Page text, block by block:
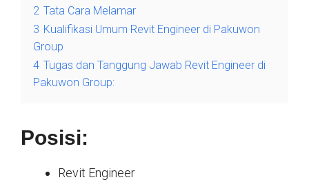
2 Tata Cara Melamar
3 Kualifikasi Umum Revit Engineer di Pakuwon
Group
4 Tugas dan Tanggung Jawab Revit Engineer di
Pakuwon Group:
Posisi:
Revit Engineer